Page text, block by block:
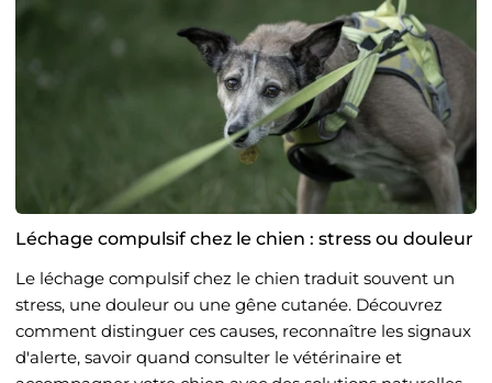
Léchage compulsif chez le chien : stress ou douleur
Le léchage compulsif chez le chien traduit souvent un
stress, une douleur ou une gêne cutanée. Découvrez
comment distinguer ces causes, reconnaître les signaux
d'alerte, savoir quand consulter le vétérinaire et